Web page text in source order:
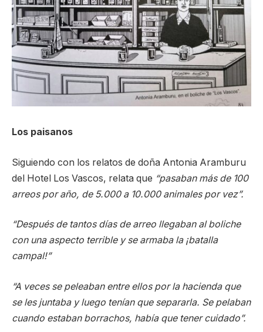
Los paisanos
Siguiendo con los relatos de doña Antonia Aramburu
del Hotel Los Vascos, relata que “pasaban más de 100
arreos por año, de 5.000 a 10.000 animales por vez”.
“Después de tantos días de arreo llegaban al boliche
con una aspecto terrible y se armaba la ¡batalla
campal!”
“A veces se peleaban entre ellos por la hacienda que
se les juntaba y luego tenían que separarla. Se pelaban
cuando estaban borrachos, había que tener cuidado”.